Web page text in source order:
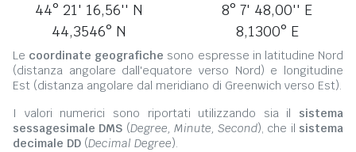
44° 21' 16,56'' N
44,3546° N
8° 7' 48,00'' E
8,1300° E
Le coordinate geografiche sono espresse in latitudine Nord
(distanza angolare dall'equatore verso Nord) e longitudine
Est (distanza angolare dal meridiano di Greenwich verso Est).
I valori numerici sono riportati utilizzando sia il sistema
sessagesimale DMS (Degree, Minute, Second), che il sistema
decimale DD (Decimal Degree).